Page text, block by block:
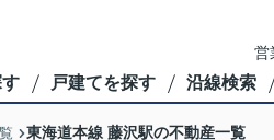
営
戸建てを探す 沿線検索
東海道本線 藤沢駅の不動産一覧